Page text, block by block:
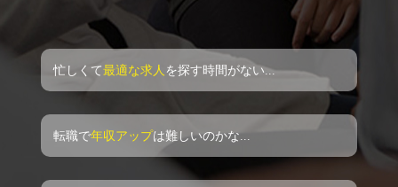
忙しくて最適な求人 を探す時間がない...
転職で年収アップは難しいのかな...